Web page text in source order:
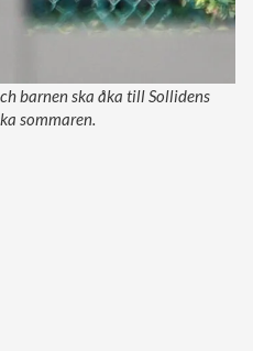
barnen ska åka till Sollidens
sommaren.